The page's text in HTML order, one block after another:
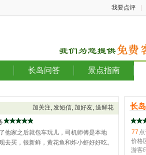
我要点评
长岛问答 景点指南
加关注, 发短信, 加好友, 送鲜花
他家之后就包车玩儿，司机师傅是本地
买，很新鲜，黄花鱼和炸小虾好好吃。
长
77
价格
游客